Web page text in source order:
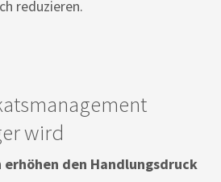
reduzieren.
wird
den Handlungsdruck